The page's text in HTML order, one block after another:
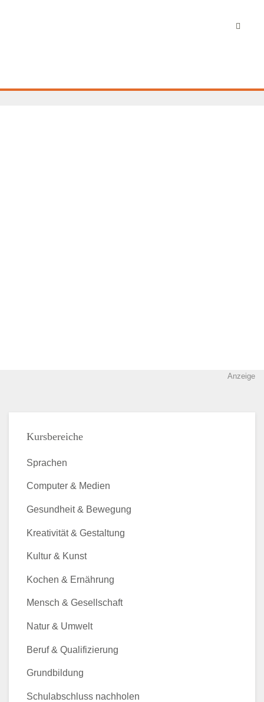
Anzeige
Kursbereiche
Sprachen
Computer & Medien
Gesundheit & Bewegung
Kreativität & Gestaltung
Kultur & Kunst
Kochen & Ernährung
Mensch & Gesellschaft
Natur & Umwelt
Beruf & Qualifizierung
Grundbildung
Schulabschluss nachholen